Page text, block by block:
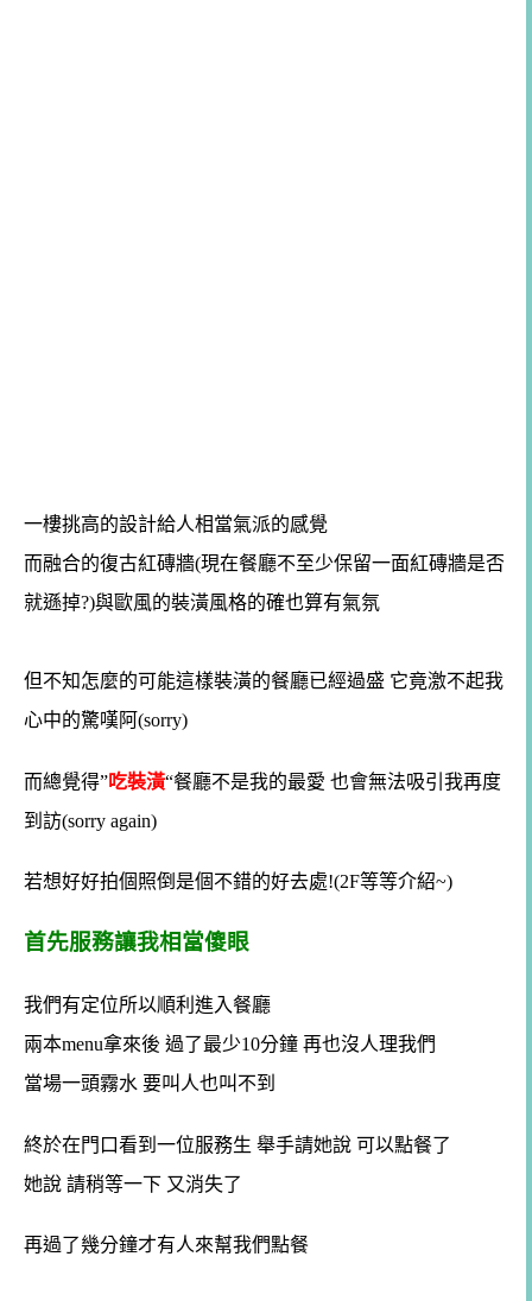
一樓挑高的設計給人相當氣派的感覺
而融合的復古紅磚牆(現在餐廳不至少保留一面紅磚牆是否
就遜掉?)與歐風的裝潢風格的確也算有氣氛
但不知怎麼的可能這樣裝潢的餐廳已經過盛 它竟激不起我
心中的驚嘆阿(sorry)
而總覺得”吃裝潢“餐廳不是我的最愛 也會無法吸引我再度
到訪(sorry again)
若想好好拍個照倒是個不錯的好去處!(2F等等介紹~)
首先服務讓我相當傻眼
我們有定位所以順利進入餐廳
兩本menu拿來後 過了最少10分鐘 再也沒人理我們
當場一頭霧水 要叫人也叫不到
終於在門口看到一位服務生 舉手請她說 可以點餐了
她說 請稍等一下 又消失了
再過了幾分鐘才有人來幫我們點餐